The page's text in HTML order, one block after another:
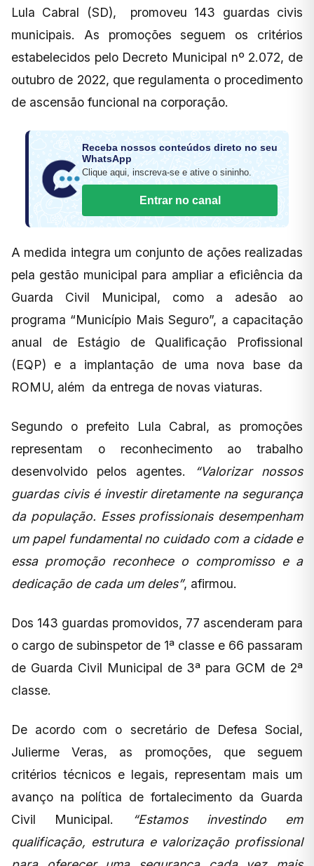
Lula Cabral (SD), promoveu 143 guardas civis
municipais. As promoções seguem os critérios
estabelecidos pelo Decreto Municipal nº 2.072, de
outubro de 2022, que regulamenta o procedimento
de ascensão funcional na corporação.
Receba nossos conteúdos direto no seu
WhatsApp
Clique aqui, inscreva-se e ative o sininho.
Entrar no canal
A medida integra um conjunto de ações realizadas
pela gestão municipal para ampliar a eficiência da
Guarda Civil Municipal, como a adesão ao
programa “Município Mais Seguro”, a capacitação
anual de Estágio de Qualificação Profissional
(EQP) e a implantação de uma nova base da
ROMU, além da entrega de novas viaturas.
Segundo o prefeito Lula Cabral, as promoções
representam o reconhecimento ao trabalho
desenvolvido pelos agentes.
“Valorizar nossos
guardas civis é investir diretamente na segurança
da população. Esses profissionais desempenham
um papel fundamental no cuidado com a cidade e
essa promoção reconhece o compromisso e a
dedicação de cada um deles”, afirmou.
Dos 143 guardas promovidos, 77 ascenderam para
o cargo de subinspetor de 1ª classe e 66 passaram
de Guarda Civil Municipal de 3ª para GCM de 2ª
classe.
De acordo com o secretário de Defesa Social,
Julierme Veras, as promoções, que seguem
critérios técnicos e legais, representam mais um
avanço na política de fortalecimento da Guarda
Civil Municipal.
“Estamos investindo em
qualificação, estrutura e valorização profissional